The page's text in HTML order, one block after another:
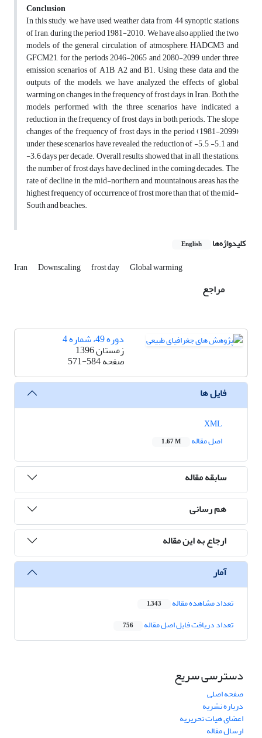
Conclusion
In this study, we have used weather data from 44 synoptic stations
of Iran, during the period 1981-2010. We have also applied the two
models of the general circulation of atmosphere, HADCM3 and
GFCM21, for the periods 2046-2065 and 2080-2099 under three
emission scenarios of A1B, A2 and B1. Using these data and the
outputs of the models, we have analyzed the effects of global
warming on changes in the frequency of frost days in Iran. Both the
models performed with the three scenarios have indicated a
reduction in the frequency of frost days in both periods. The slope
changes of the frequency of frost days in the period (1981-2099)
under these scenarios have revealed the reduction of -5.5, -5.1 and
-3.6 days per decade. Overall results showed that in all the stations,
the number of frost days have declined in the coming decades. The
rate of decline in the mid-northern and mountainous areas has the
highest frequency of occurrence of frost more than that of the mid-
South and beaches.
کلیدواژه‌ها English
Iran Downscaling frost day Global warming
مراجع
دوره 49، شماره 4
زمستان 1396
صفحه571-584
فایل ها
اصل مقاله
1.67 M
سابقه مقاله
هم رسانی
ارجاع به این مقاله
آمار
تعداد مشاهده مقاله 1,343
تعداد دریافت فایل اصل مقاله 756
دسترسی سریع
صفحه اصلی
درباره نشریه
اعضای هیات تحریریه
ارسال مقاله